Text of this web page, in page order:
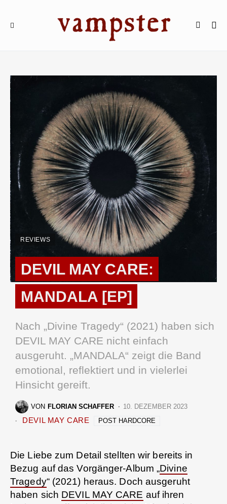
REVIEWS
DEVIL MAY CARE:
MANDALA [EP]
Nach „Divine Tragedy“ (2021) haben sich
DEVIL MAY CARE nicht einfach
ausgeruht. „MANDALA“ zeigt die Band
emotional, reflektiert und in vielerlei
Hinsicht gereift.
VON FLORIAN SCHAFFER 10. DEZEMBER 2023
DEVIL MAY CARE POST HARDCORE
Die Liebe zum Detail stellten wir bereits in
Bezug auf das Vorgänger-Album „Divine
Tragedy“ (2021) heraus. Doch ausgeruht
haben sich DEVIL MAY CARE auf ihren